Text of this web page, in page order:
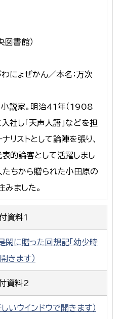
書館）
にょぜかん／本名：万次
小説家。明治41年（1908
社し「天声人語」などを担
リストとして論陣を張り、
的論客として活躍しまし
たちから贈られた小田原の
ました。
資料1
に贈った回想記「幼少時
きます）
資料2
しいウインドウで開きます）